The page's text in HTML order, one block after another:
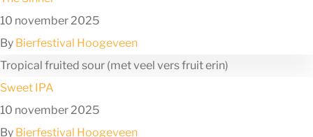
10 november 2025
By Bierfestival Hoogeveen
Tropical fruited sour (met veel vers fruit erin)
Sweet IPA
10 november 2025
By Bierfestival Hoogeveen